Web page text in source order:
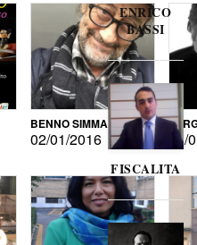
BENNO SIMMA
02/01/2016
ENRICO
BASSI
FISCALITA